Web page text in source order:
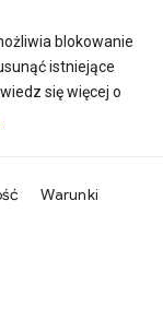
blokowanie
istniejące
się więcej o
Warunki